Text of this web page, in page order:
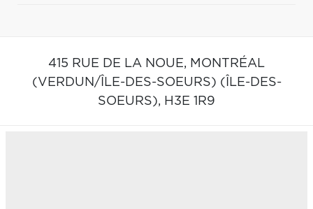
415 RUE DE LA NOUE, MONTRÉAL
(VERDUN/ÎLE-DES-SOEURS) (ÎLE-DES-
SOEURS), H3E 1R9